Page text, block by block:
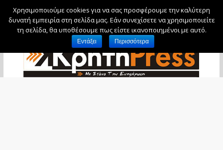
Παρασκευή, 7 Αυγούστου, 2026
Χρησιμοποιούμε cookies για να σας προσφέρουμε την καλύτερη
δυνατή εμπειρία στη σελίδα μας. Εάν συνεχίσετε να χρησιμοποιείτε
τη σελίδα, θα υποθέσουμε πως είστε ικανοποιημένοι με αυτό.
Εντάξει Περισσότερα